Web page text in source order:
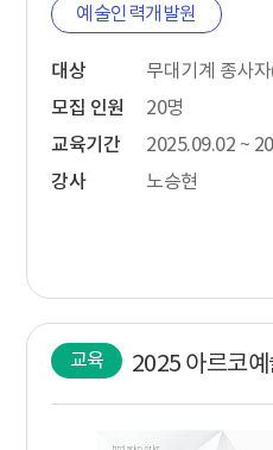
예술인력개발원
대상
무대기계 종사
모집 인원
20명
교육기간
2025.09.02 ~
강사
노승현
교육